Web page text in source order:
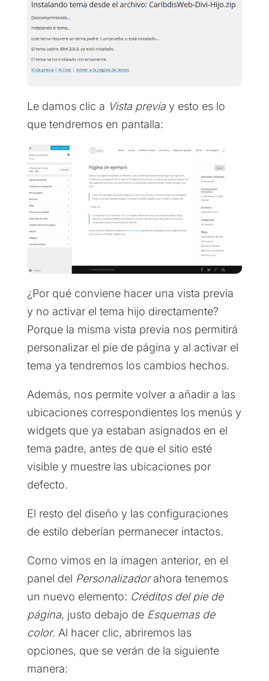
Le damos clic a Vista previay esto es lo
que tendremos en pantalla:
¿Por qué conviene hacer una vista previa
y no activar el tema hijo directamente?
Porque la misma vista previa nos permitirá
personalizar el pie de página y al activar el
tema ya tendremos los cambios hechos.
Además, nos permite volver a añadir a las
ubicaciones correspondientes los menús y
widgets que ya estaban asignados en el
tema padre, antes de que el sitio esté
visible y muestre las ubicaciones por
defecto.
El resto del diseño y las configuraciones
de estilo deberían permanecer intactos.
Como vimos en la imagen anterior, en el
panel del Personalizadorahora tenemos
un nuevo elemento: Créditos del pie de
página, justo debajo de Esquemas de
color. Al hacer clic, abriremos las
opciones, que se verán de la siguiente
manera: